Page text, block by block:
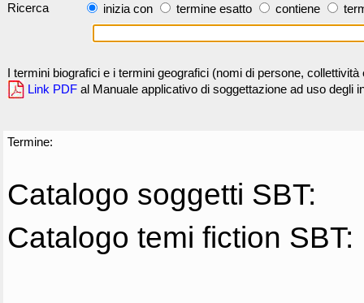
Ricerca inizia con termine esatto contiene
I termini biografici e i termini geografici (nomi di persone,
Link PDF al Manuale applicativo di soggettazione ad uso degli
Termine:
Catalogo soggetti SBT:
Catalogo temi fiction SBT: